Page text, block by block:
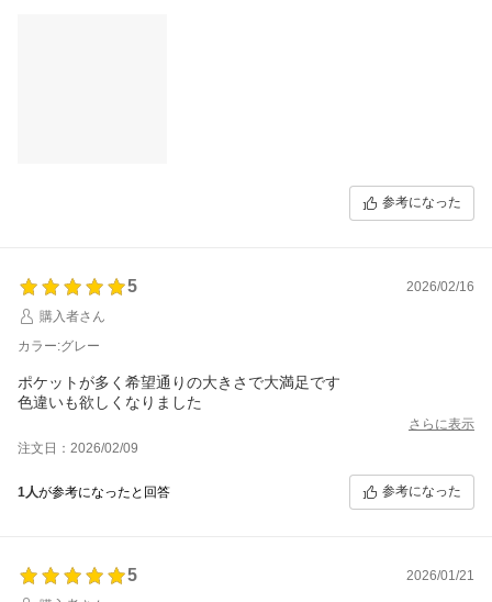
参考になった
5
2026/02/16
購入者さん
カラー:グレー
ポケットが多く希望通りの大きさで大満足です
色違いも欲しくなりました
さらに表示
注文日：2026/02/09
1人が参考になったと回答 参考になった
5
2026/01/21